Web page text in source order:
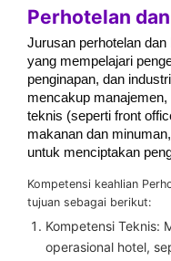
Perhotelan
Jurusan perhotelan
yang mempelajari
penginapan, dan
mencakup
teknis (seperti front
makanan dan
untuk menciptakan
Kompetensi keahlian
tujuan sebagai berikut:
Kompetensi Teknis:
operasional hotel,